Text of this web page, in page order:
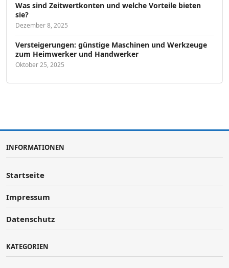
Was sind Zeitwertkonten und welche Vorteile bieten
sie?
Dezember 8, 2025
Versteigerungen: günstige Maschinen und Werkzeuge
zum Heimwerker und Handwerker
Oktober 25, 2025
INFORMATIONEN
Startseite
Impressum
Datenschutz
KATEGORIEN